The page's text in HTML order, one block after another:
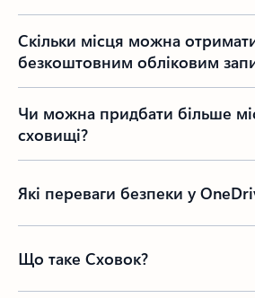
Скільки місця можна
безкоштовним обліковим
Чи можна придбати більше
сховищі?
Які переваги безпеки у
Що таке Сховок?